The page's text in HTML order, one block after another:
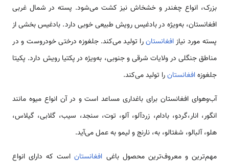
بزرک، انواع چغندر و خشخاش نیز کشت می‌شود. پسته در شمال غربی
افغانستان، به‌ویژه در بادغیس رویش طبیعی خوبی دارد. بادغیس بخشی از
پسته مورد نیازافغانستانرا تولید می‌کند. جلغوزه درختی خودروست و در
مناطق جنگلی در ولایات شرقی و جنوبی، به‌ویژه در پکتیا رویش دارد. پکیتا
جلغوزهافغانستانرا تولید می‌کند.
آب‌وهوای افغانستان برای باغداری مساعد است و در آن انواع میوه مانند
انگور، انار،گردو، بادام، زردآلو، آلو، توت، سنجد، سیب، گلابی، گیلاس،
هلو، آلبالو، شفتالو، به، نارنج و لیمو به عمل می‌آید.
مهم‌ترین و معروف‌ترین محصول باغی افغانستاناست که دارای انواع